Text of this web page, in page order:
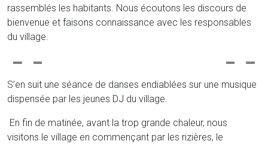
rassemblés les habitants. Nous écoutons les discours de
bienvenue et faisons connaissance avec les responsables
du village.
S’en suit une séance de danses endiablées sur une musique
dispensée par les jeunes DJ du village.
En fin de matinée, avant la trop grande chaleur, nous
visitons le village en commençant par les rizières, le